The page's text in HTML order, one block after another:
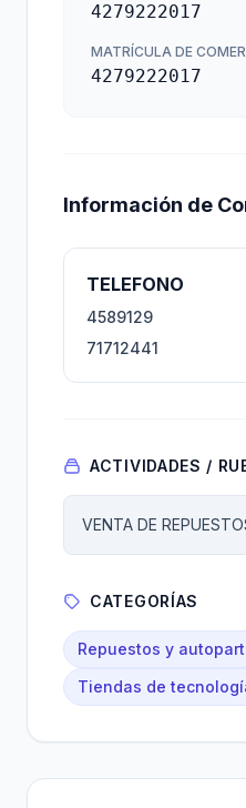
4279222017
MATRÍCULA DE
4279222017
Información de
TELEFONO
4589129
71712441
ACTIVIDADES /
VENTA DE
CATEGORÍAS
Repuestos y
Tiendas de